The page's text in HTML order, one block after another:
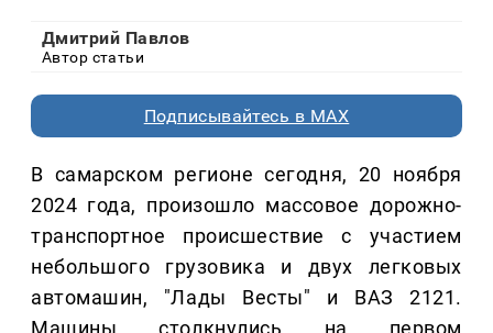
Дмитрий Павлов
Автор статьи
Подписывайтесь в MAX
В самарском регионе сегодня, 20 ноября
2024 года, произошло массовое дорожно-
транспортное происшествие с участием
небольшого грузовика и двух легковых
автомашин, "Лады Весты" и ВАЗ 2121.
Машины столкнулись на первом